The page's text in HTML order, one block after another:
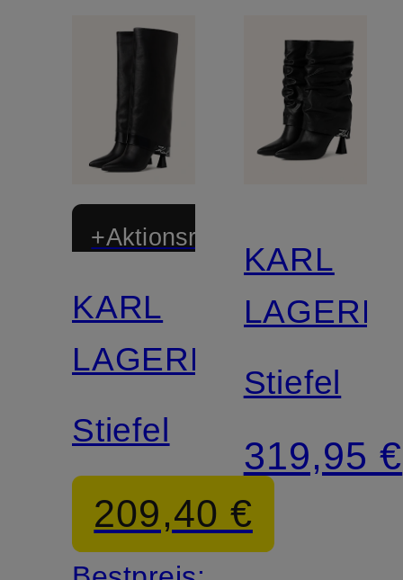
+Aktionsrabatt
KARL
LAGERFELD
Stiefel
209,40 €
KARL
Stiefel
319,95 €